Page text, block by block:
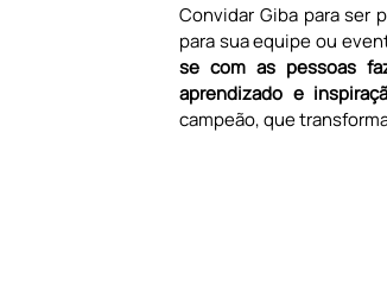
Convidar Giba para ser
para sua equipe ou
se com as pessoas
aprendizado e
campeão, que